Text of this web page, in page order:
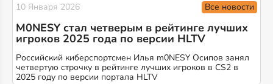
10 Января 2026 Все новости
M0NESY стал четверым в рейтинге лучших
игроков 2025 года по версии HLTV
Российский киберспортсмен Илья m0NESY Осипов занял
четвертую строчку в рейтинге лучших игроков в CS2 в
2025 году по версии портала HLTV